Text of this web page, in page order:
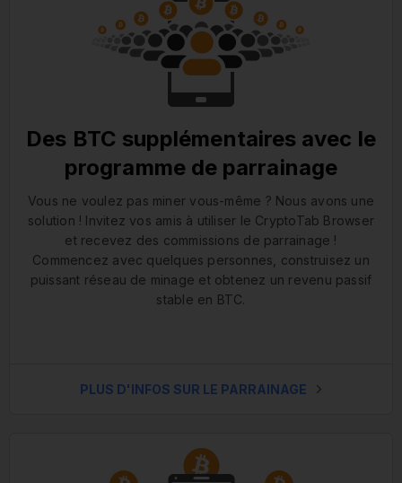
Des BTC supplémentaires avec le
programme de parrainage
Vous ne voulez pas miner vous-même ? Nous avons une
solution ! Invitez vos amis à utiliser le CryptoTab Browser
et recevez des commissions de parrainage !
Commencez avec quelques personnes, construisez un
puissant réseau de minage et obtenez un revenu passif
stable en BTC.
PLUS D'INFOS SUR LE PARRAINAGE